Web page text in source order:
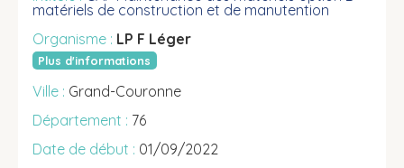
matériels de construction et de manutention
LP F Léger
Plus d'informations
Grand-Couronne
76
01/09/2022